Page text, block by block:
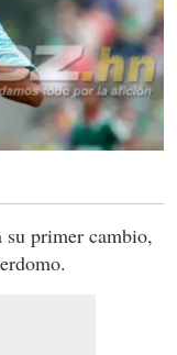
su primer cambio,